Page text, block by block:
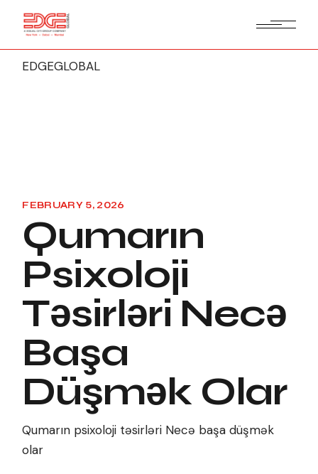
EDGEGLOBAL
FEBRUARY 5, 2026
Qumarın
Psixoloji
Təsirləri Necə
Başa
Düşmək Olar
Qumarın psixoloji təsirləri Necə başa düşmək
olar